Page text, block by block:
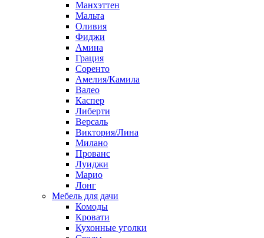
Манхэттен
Мальта
Оливия
Фиджи
Амина
Грация
Соренто
Амелия/Камила
Валео
Каспер
Либерти
Версаль
Виктория/Лина
Милано
Прованс
Луиджи
Марио
Лонг
Мебель для дачи
Комоды
Кровати
Кухонные уголки